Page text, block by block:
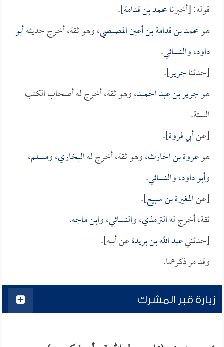
قوله: [أخبرنامحمد بن قدامة].
هومحمد بن قدامة بن أعين المصيصي، وهو ثقة، أخرج حديثهأبو
داود، والنسائي.
[حدثناجرير].
هوجرير بن عبد الحميد، وهو ثقة، أخرج له أصحاب الكتب
الستة.
[عنأبي فروة].
هوعروة بن الحارث، وهو ثقة، أخرج لهالبخاري، ومسلم،
وأبو داود، والنسائي.
[عنالمغيرة بن سبيع].
ثقة، أخرج لهالترمذي، والنسائي، وابن ماجه.
[حدثنيعبد الله بن بريدةعن أبيه].
وقد مر ذكرهما.
زيارة قبر المشرك